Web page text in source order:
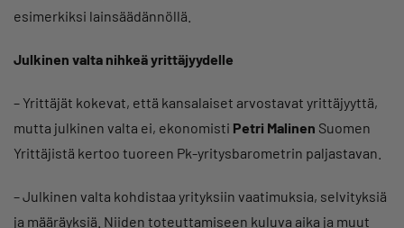
esimerkiksi lainsäädännöllä.
Julkinen valta nihkeä yrittäjyydelle
– Yrittäjät kokevat, että kansalaiset arvostavat yrittäjyyttä,
mutta julkinen valta ei, ekonomisti Petri Malinen Suomen
Yrittäjistä kertoo tuoreen Pk-yritysbarometrin paljastavan.
– Julkinen valta kohdistaa yrityksiin vaatimuksia, selvityksiä
ja määräyksiä. Niiden toteuttamiseen kuluva aika ja muut